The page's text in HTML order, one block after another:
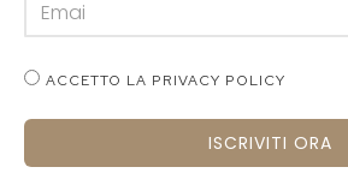
ACCETTO LA PRIVACY POLICY
ISCRIVITI ORA